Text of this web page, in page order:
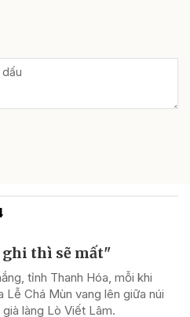
ghi thì sẽ mất"
tỉnh Thanh Hóa, mỗi khi
Chá Mùn vang lên giữa núi
làng Lò Viết Lâm.